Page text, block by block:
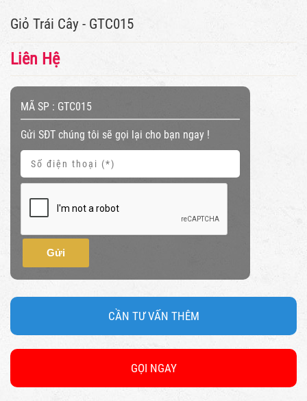
Giỏ Trái Cây - GTC015
Liên Hệ
MÃ SP : GTC015
Gửi SĐT chúng tôi sẽ gọi lại cho bạn ngay !
Gửi
CẦN TƯ VẤN THÊM
GỌI NGAY